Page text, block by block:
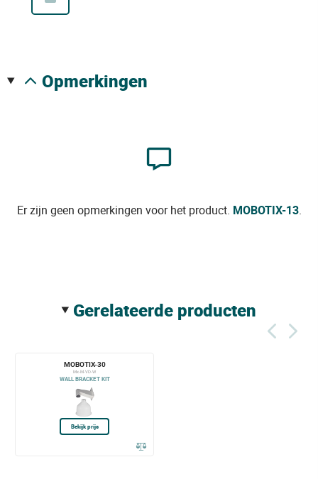
opmerkingen
Er zijn geen opmerkingen voor het product. MOBOTIX-13.
gerelateerde producten
MOBOTIX-30
Mx-M-VD-W
WALL BRACKET KIT
Bekijk prijs